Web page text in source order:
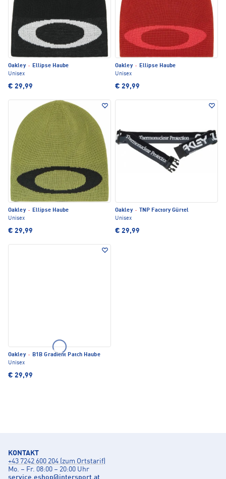
Oakley · Ellipse Haube
Unisex
€ 29,99
Oakley · Ellipse Haube
Unisex
€ 29,99
Oakley · Ellipse Haube
Unisex
€ 29,99
Oakley ·
TNP Factory Gürtel
Unisex
€ 29,99
Oakley · B1B Gradient Patch Haube
Unisex
€ 29,99
KONTAKT
+43 7242 600 204 (zum Ortstarif)
Mo. – Fr. 08:00 – 20:00 Uhr